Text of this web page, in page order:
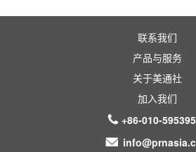
B细胞重组兔单克隆抗体制备技术的免
联系我们
产品与服务
关于美通社
加入我们
+86-010-